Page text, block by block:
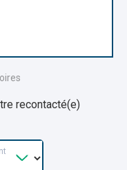
recontacté(e)